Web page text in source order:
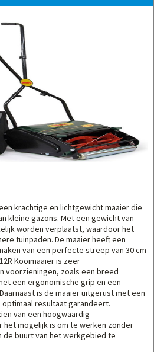
krachtige en lichtgewicht maaier die
kleine gazons. Met een gewicht van
worden verplaatst, waardoor het
tuinpaden. De maaier heeft een
van een perfecte streep van 30 cm
Kooimaaier is zeer
voorzieningen, zoals een breed
een ergonomische grip en een
is de maaier uitgerust met een
resultaat garandeert.
van een hoogwaardig
mogelijk is om te werken zonder
buurt van het werkgebied te